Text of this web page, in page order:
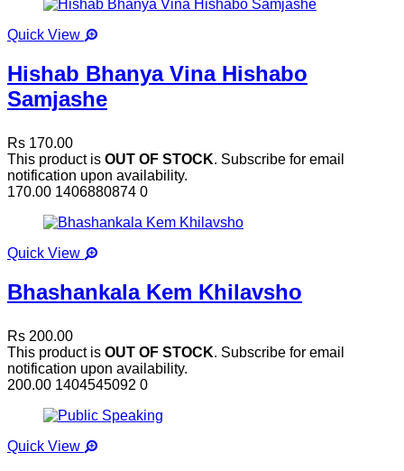
Quick View
Hishab Bhanya Vina Hishabo
Samjashe
Rs 170.00
This product is OUT OF STOCK. Subscribe for email
notification upon availability.
170.00 1406880874 0
Quick View
Bhashankala Kem Khilavsho
Rs 200.00
This product is OUT OF STOCK. Subscribe for email
notification upon availability.
200.00 1404545092 0
Quick View